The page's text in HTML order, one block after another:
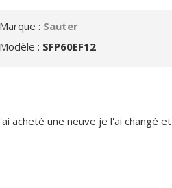
Marque : Sauter
Modèle : SFP60EF12
acheté une neuve je l'ai changé et